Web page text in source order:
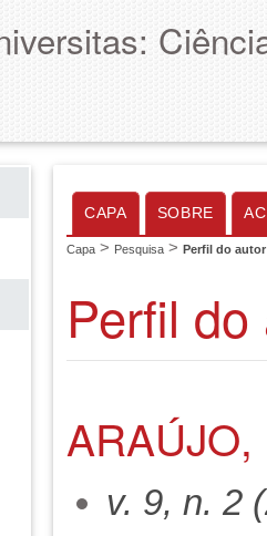
CAPA SOBRE
Capa > Pesquisa > Perfil do autor
Perfil
v. 9, n. 2